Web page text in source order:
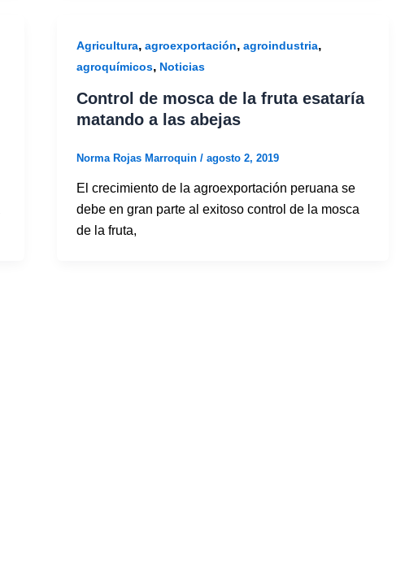
Agricultura, agroexportación, agroindustria,
agroquímicos, Noticias
Control de mosca de la fruta esataría
matando a las abejas
Norma Rojas Marroquin / agosto 2, 2019
El crecimiento de la agroexportación peruana se
debe en gran parte al exitoso control de la mosca
de la fruta,